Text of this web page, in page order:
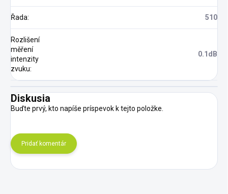
Řada: 510
Rozlišení
měření
intenzity
zvuku:
0.1dB
Diskusia
Buďte prvý, kto napíše príspevok k tejto položke.
Pridať komentár